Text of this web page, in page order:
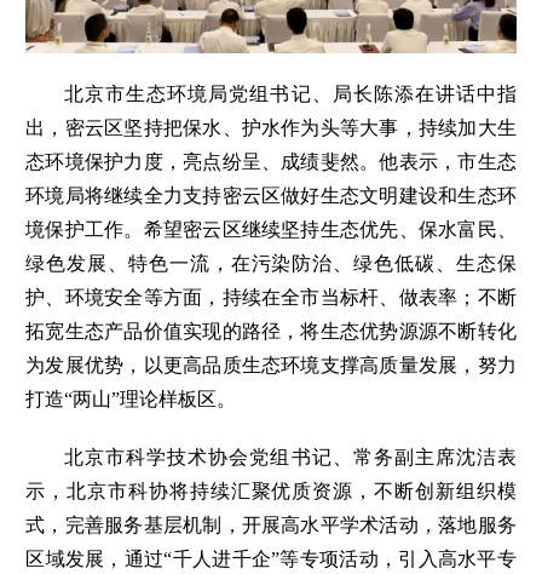
北京市生态环境局党组书记、局长陈添在讲话中指
出，密云区坚持把保水、护水作为头等大事，持续加大生
态环境保护力度，亮点纷呈、成绩斐然。他表示，市生态
环境局将继续全力支持密云区做好生态文明建设和生态环
境保护工作。希望密云区继续坚持生态优先、保水富民、
绿色发展、特色一流，在污染防治、绿色低碳、生态保
护、环境安全等方面，持续在全市当标杆、做表率；不断
拓宽生态产品价值实现的路径，将生态优势源源不断转化
为发展优势，以更高品质生态环境支撑高质量发展，努力
打造“两山”理论样板区。
北京市科学技术协会党组书记、常务副主席沈洁表
示，北京市科协将持续汇聚优质资源，不断创新组织模
式，完善服务基层机制，开展高水平学术活动，落地服务
区域发展，通过“千人进千企”等专项活动，引入高水平专